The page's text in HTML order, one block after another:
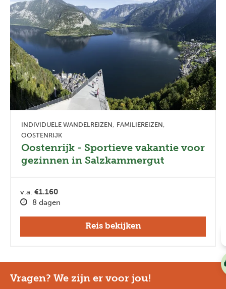
INDIVIDUELE WANDELREIZEN
FAMILIEREIZEN
OOSTENRIJK
Oostenrijk - Sportieve vakantie voor
gezinnen in Salzkammergut
v.a. €1.160
8 dagen
Reis bekijken
Vragen? We zijn er voor jou!